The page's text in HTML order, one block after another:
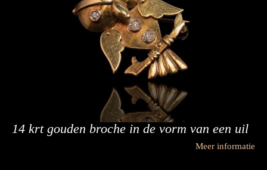
14 krt gouden broche in de vorm van een uil
Meer informatie